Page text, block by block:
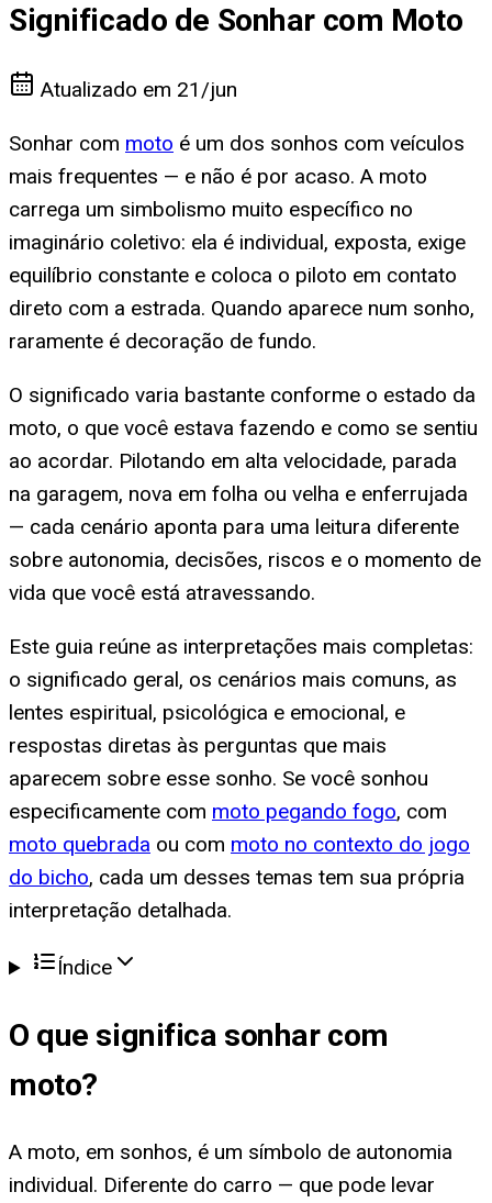
Significado de Sonhar com Moto
Atualizado em 21/jun
Sonhar com moto é um dos sonhos com veículos
mais frequentes — e não é por acaso. A moto
carrega um simbolismo muito específico no
imaginário coletivo: ela é individual, exposta, exige
equilíbrio constante e coloca o piloto em contato
direto com a estrada. Quando aparece num sonho,
raramente é decoração de fundo.
O significado varia bastante conforme o estado da
moto, o que você estava fazendo e como se sentiu
ao acordar. Pilotando em alta velocidade, parada
na garagem, nova em folha ou velha e enferrujada
— cada cenário aponta para uma leitura diferente
sobre autonomia, decisões, riscos e o momento de
vida que você está atravessando.
Este guia reúne as interpretações mais completas:
o significado geral, os cenários mais comuns, as
lentes espiritual, psicológica e emocional, e
respostas diretas às perguntas que mais
aparecem sobre esse sonho. Se você sonhou
especificamente com moto pegando fogo, com
moto quebrada ou com moto no contexto do jogo
do bicho, cada um desses temas tem sua própria
interpretação detalhada.
Índice
O que significa sonhar com
moto?
A moto, em sonhos, é um símbolo de autonomia
individual. Diferente do carro — que pode levar